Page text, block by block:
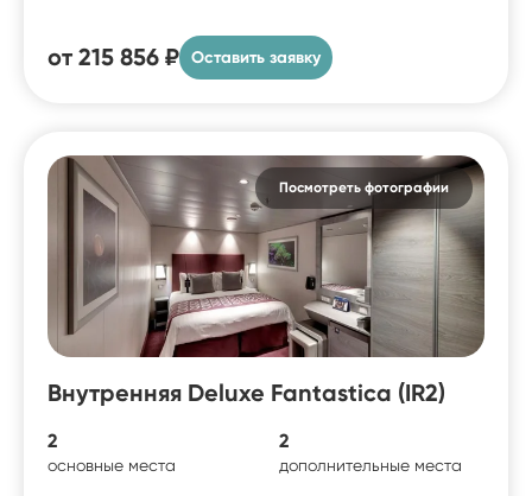
от 215 856 ₽ Оставить заявку
Посмотреть фотографии
Внутренняя Deluxe Fantastica (IR2)
2
основные места
2
дополнительные места